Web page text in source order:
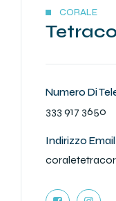
CORALE
Numero Di
333 917 3650
Indirizzo Email